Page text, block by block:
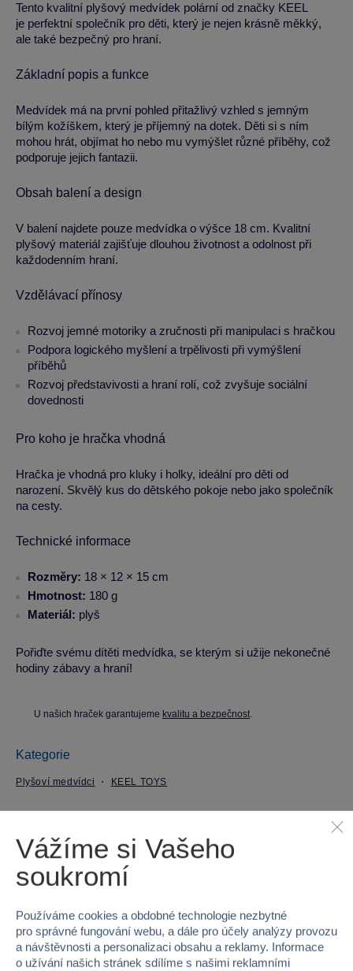
Tento kvalitní plyšový medvídek polární od značky KEEL
je perfektní společník pro děti, který je nejen krásně měkký,
ale také bezpečný pro hraní.
Základní popis a funkce
Medvídek má na první pohled přitažlivý vzhled s jemným
bílým kožíškem, který je příjemný na dotek. Děti si s ním
mohou hrát, objímat ho nebo mu vymýšlet různé příběhy, což
podporuje jejich fantazii.
Obsah balení a design
V balení najdete pouze medvídka o výšce 18 cm. Kvalitní
plyšový materiál zajišťuje dlouhou životnost a odolnost při
každodenním hraní.
Vzdělávací přínosy
Rozvoj jemné motoriky a zručnosti při manipulaci s hračkou
Podpora logického myšlení a trpělivosti při vymýšlení
příběhů
Rozvoj představivosti a hraní rolí, což zvyšuje sociální
dovednosti
Pro koho je hračka vhodná
Hračka je vhodná pro kluky i holky, ideální pro děti od
narození. Skvělý kus do dětského pokoje nebo jako společník
na cesty.
Technické informace
Rozměry: 18 × 12 × 15 cm
Hmotnost: 180 g
Materiál: plyš
Pořiďte svému dítěti medvídka, se kterým si užije nekonečné
hodiny zábavy a hraní!
U našich hraček garantujeme kvalitu a bezpečnost.
Kategorie
Plyšoví medvídci KEEL TOYS
Značka KEEL TOYS
Vážíme si Vašeho
soukromí
Používáme cookies a obdobné technologie nezbytné
pro správné fungování webu, a dále pro účely analýzy provozu
a návštěvnosti a personalizaci obsahu a reklamy. Informace
o užívání našich stránek sdílíme s našimi reklamními